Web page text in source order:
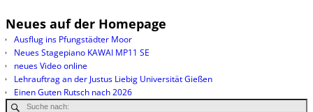
Neues auf der Homepage
Ausflug ins Pfungstädter Moor
Neues Stagepiano KAWAI MP11 SE
neues Video online
Lehrauftrag an der Justus Liebig Universität Gießen
Einen Guten Rutsch nach 2026